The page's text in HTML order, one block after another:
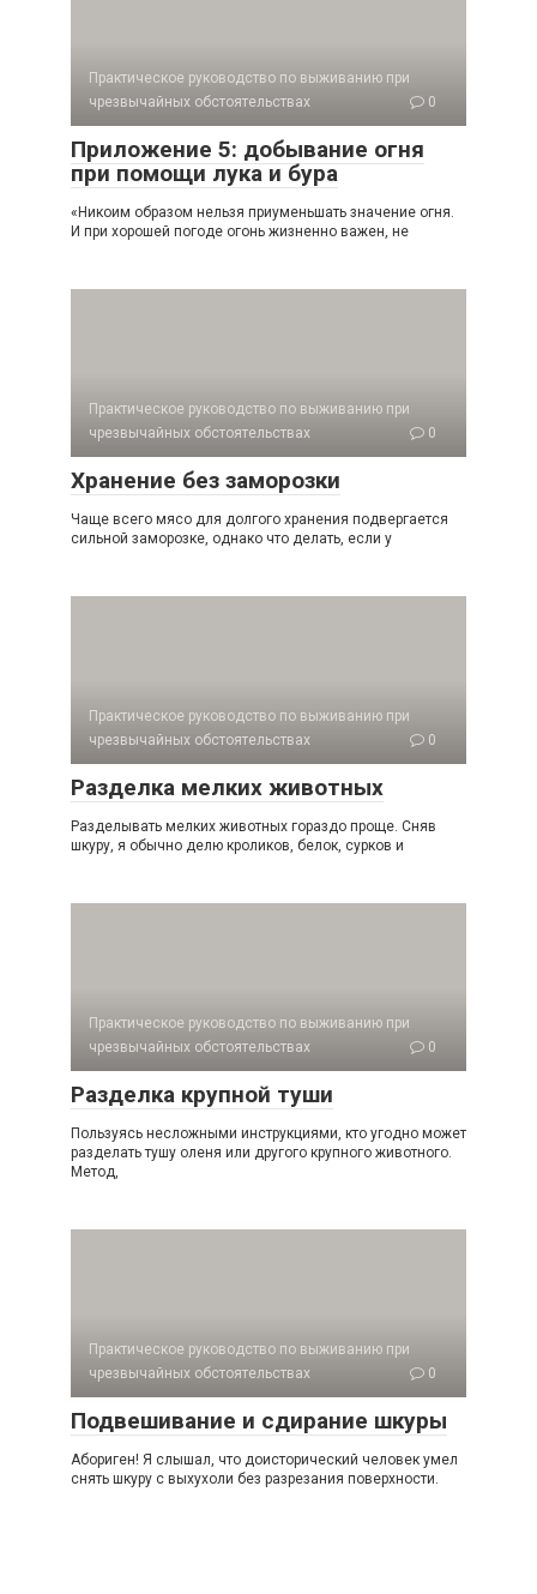
Практическое руководство по выживанию при
чрезвычайных обстоятельствах
0
Приложение 5: добывание огня
при помощи лука и бура
«Никоим образом нельзя приуменьшать значение огня.
И при хорошей погоде огонь жизненно важен, не
Практическое руководство по выживанию при
чрезвычайных обстоятельствах
0
Хранение без заморозки
Чаще всего мясо для долгого хранения подвергается
сильной замо­розке, однако что делать, если у
Практическое руководство по выживанию при
чрезвычайных обстоятельствах
0
Разделка мелких животных
Разделывать мелких животных гораздо проще. Сняв
шкуру, я обычно делю кроликов, белок, сурков и
Практическое руководство по выживанию при
чрезвычайных обстоятельствах
0
Разделка крупной туши
Пользуясь несложными инструкциями, кто угодно может
разделать тушу оленя или другого крупного животного.
Метод,
Практическое руководство по выживанию при
чрезвычайных обстоятельствах
0
Подвешивание и сдирание шкуры
Абориген! Я слышал, что доисторический человек умел
снять шкуру с выхухоли без разрезания поверхности.